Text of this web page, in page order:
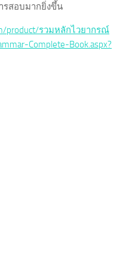
รสอบมากยิ่งขึ้น
product/รวมหลักไวยากรณ์
Complete-Book.aspx?